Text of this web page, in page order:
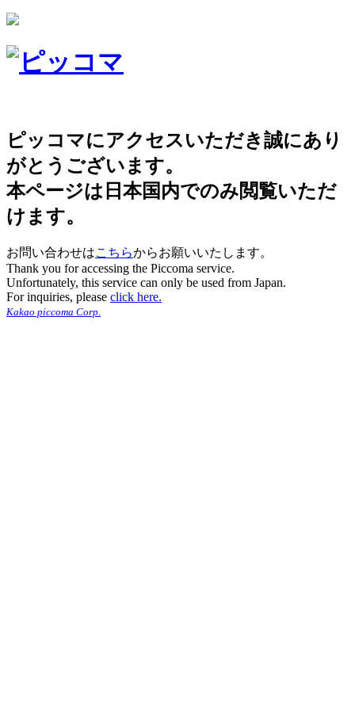
ピッコマにアクセスいただき誠にあり
がとうございます。
本ページは日本国内でのみ閲覧いただ
けます。
お問い合わせはこちらからお願いいたします。
Thank you for accessing the Piccoma service.
Unfortunately, this service can only be used from Japan.
For inquiries, please click here.
Kakao piccoma Corp.